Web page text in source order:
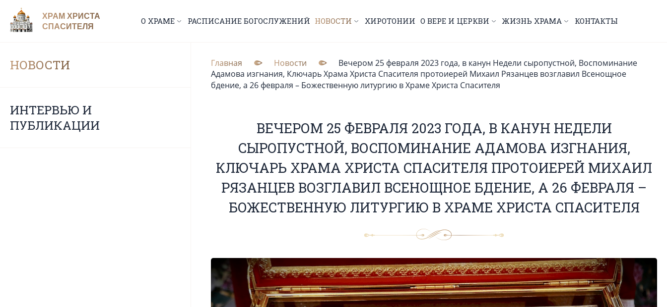
ХРАМ ХРИСТА
СПАСИТЕЛЯ
О ХРАМЕ РАСПИСАНИЕ БОГОСЛУЖЕНИЙ НОВОСТИ ХИРОТОНИИ О ВЕРЕ И ЦЕРКВИ ЖИЗНЬ ХРАМА КОНТАКТЫ
НОВОСТИ
ИНТЕРВЬЮ И
ПУБЛИКАЦИИ
Главная Новости
Вечером 25 февраля 2023 года, в канун Недели сыропустной, Воспоминание
Адамова изгнания, Ключарь Храма Христа Спасителя протоиерей Михаил Рязанцев возглавил Всенощное
бдение, а 26 февраля – Божественную литургию в Храме Христа Спасителя
ВЕЧЕРОМ 25 ФЕВРАЛЯ 2023 ГОДА, В КАНУН НЕДЕЛИ
СЫРОПУСТНОЙ, ВОСПОМИНАНИЕ АДАМОВА ИЗГНАНИЯ,
КЛЮЧАРЬ ХРАМА ХРИСТА СПАСИТЕЛЯ ПРОТОИЕРЕЙ МИХАИЛ
РЯЗАНЦЕВ ВОЗГЛАВИЛ ВСЕНОЩНОЕ БДЕНИЕ, А 26 ФЕВРАЛЯ –
БОЖЕСТВЕННУЮ ЛИТУРГИЮ В ХРАМЕ ХРИСТА СПАСИТЕЛЯ